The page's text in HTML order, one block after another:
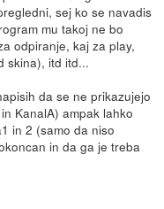
sej ko se navadis
mu takoj ne bo
odpiranje, kaj za play,
skina), itd itd...
da se ne prikazujejo
KanalA) ampak lahko
in 2 (samo da niso
in da ga je treba